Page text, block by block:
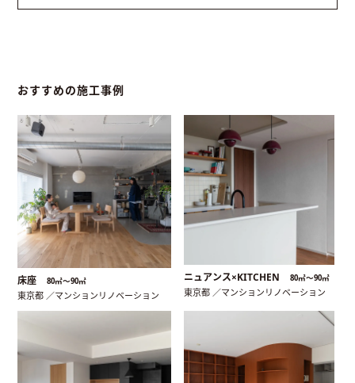
おすすめの施工事例
床座 80㎡〜90㎡
東京都 ／マンションリノベーション
ニュアンス×KITCHEN 80㎡〜90㎡
東京都 ／マンションリノベーション